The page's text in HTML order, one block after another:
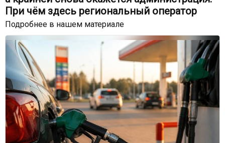
При чём здесь региональный оператор
Подробнее в нашем материале